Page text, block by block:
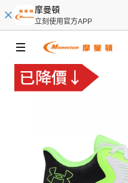
摩曼頓
立刻使用官方APP